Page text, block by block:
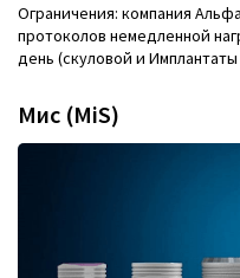
Ограничения: компания
протоколов немедленной
день (скуловой и Имплантаты
Мис (MiS)